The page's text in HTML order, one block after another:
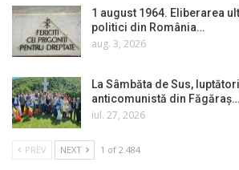
1 august 1964. Eliberarea
politici din România…
aug. 3, 2026
La Sâmbăta de Sus,
anticomunistă din Făgăraș…
iul. 27, 2026
PREV NEXT 1 of 2.484